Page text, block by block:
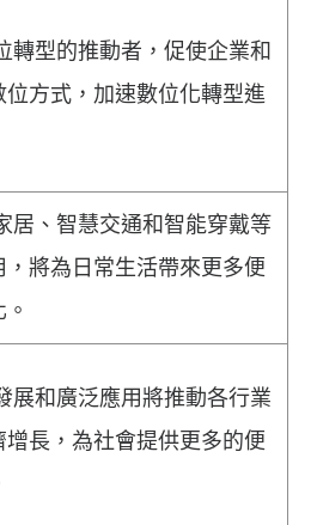
轉型的推動者，促使企業和
位方式，加速數位化轉型進
居、智慧交通和智能穿戴等
，將為日常生活帶來更多便
展和廣泛應用將推動各行業
增長，為社會提供更多的便